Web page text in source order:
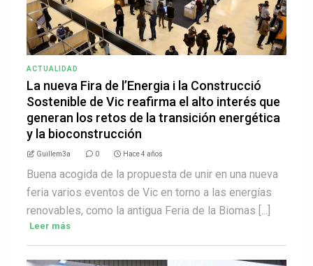
ACTUALIDAD
La nueva Fira de l’Energia i la Construcció
Sostenible de Vic reafirma el alto interés que
generan los retos de la transición energética
y la bioconstrucción
Guillem3a 0 Hace 4 años
Buena acogida de la propuesta de unir en una nueva
feria varios eventos de Vic en torno a las energías
renovables, como la antigua Feria de la Biomas [...]
Leer más